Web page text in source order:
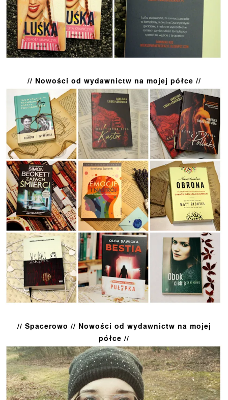
// Nowości od wydawnictw na mojej półce //
// Spacerowo // Nowości od wydawnictw na mojej
półce //